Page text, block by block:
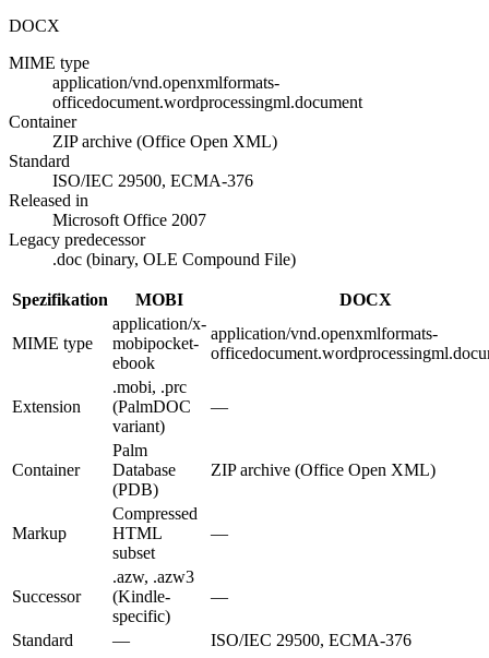
DOCX
MIME type
application/vnd.openxmlformats-
officedocument.wordprocessingml.document
Container
ZIP archive (Office Open XML)
Standard
ISO/IEC 29500, ECMA-376
Released in
Microsoft Office 2007
Legacy predecessor
.doc (binary, OLE Compound File)
Spezifikation MOBI DOCX
MIME type
application/x-
mobipocket-
ebook
application/vnd.openxmlformats-
Extension
.mobi, .prc
(PalmDOC
variant)
—
Container
Palm
Database
(PDB)
ZIP archive (Office Open XML)
Markup
Compressed
HTML
subset
—
Successor
.azw, .azw3
(Kindle-
specific)
—
Standard —
ISO/IEC 29500, ECMA-376